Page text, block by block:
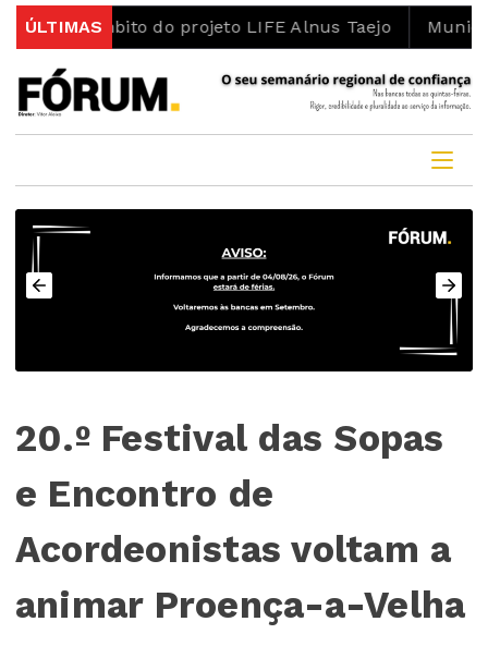
ÚLTIMAS
do projeto LIFE Alnus Taejo Município abre
20.º Festival das Sopas
e Encontro de
Acordeonistas voltam a
animar Proença-a-Velha